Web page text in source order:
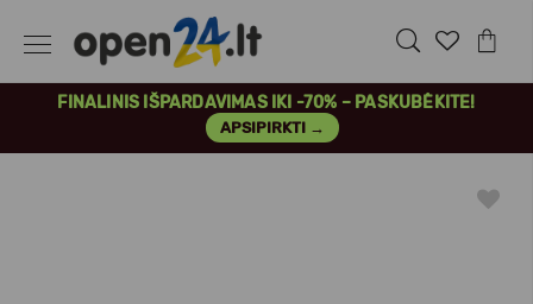
FINALINIS IŠPARDAVIMAS IKI -70% – PASKUBĖKITE!
APSIPIRKTI →